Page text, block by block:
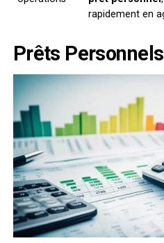
rapidement en
Prêts Personnels